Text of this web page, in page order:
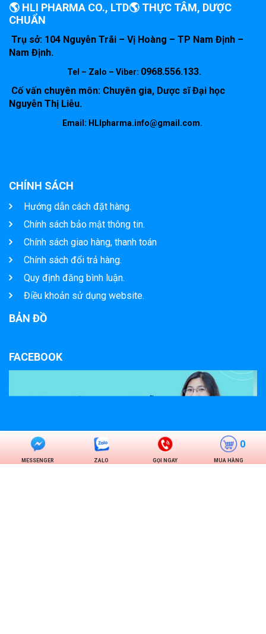
🌎 HLI PHARMA CO., LTD🌎 THỰC TÂM, DƯỢC
CHUẨN
Trụ sở: 104 Nguyễn Trãi – Vị Hoàng – TP Nam Định –
Nam Định.
Tel – Zalo – Viber: 0968.556.133.
Cố vấn chuyên môn: Chuyên gia, Dược sĩ Đại học
Nguyễn Thị Liễu.
Email: HLIpharma.info@gmail.com.
CHÍNH SÁCH
Hướng dẫn cách đặt hàng.
Chính sách bảo mật thông tin.
Chính sách giao hàng, thanh toán
Chính sách đổi trả hàng.
Quy định đăng bình luận.
Điều khoản sử dụng website.
BẢN ĐỒ
MESSENGER ZALO GỌI NGAY
0
MUA HÀNG